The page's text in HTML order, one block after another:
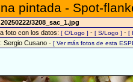
pintada - Spot-
3208_sac_1.jpg
foto con los datos: [ C/Logo ] - [ S/Logo ] - [
Sergio Cusano - [ Ver más fotos de esta